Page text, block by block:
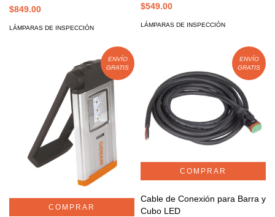
$849.00
LÁMPARAS DE INSPECCIÓN
$549.00
LÁMPARAS DE INSPECCIÓN
ENVÍO
GRATIS
ENVÍO
GRATIS
Cable de Conexión para Barra y
Cubo LED